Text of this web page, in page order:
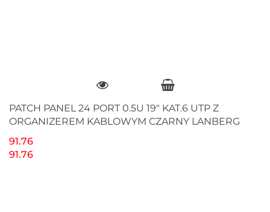
PATCH PANEL 24 PORT 0.5U 19" KAT.6 UTP Z
ORGANIZEREM KABLOWYM CZARNY LANBERG
91.76
91.76